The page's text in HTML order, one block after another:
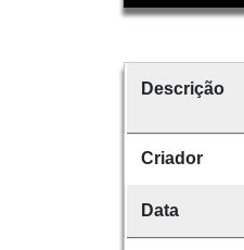
Descrição
Criador
Data